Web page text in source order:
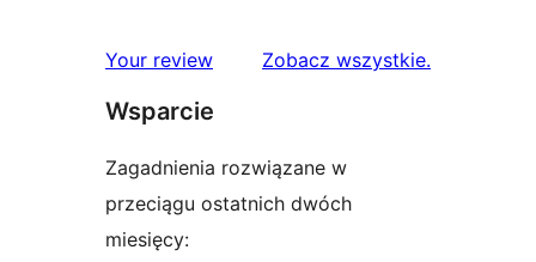
1-
Your review Zobacz wszystkierecenzje
.
Wsparcie
Zagadnienia rozwiązane w
przeciągu ostatnich dwóch
miesięcy: